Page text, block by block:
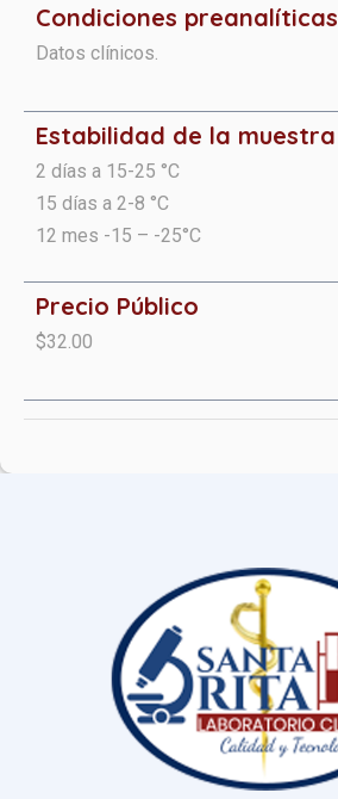
Condiciones preanalíticas​​​
Datos clínicos.
Estabilidad de la muestra
2 días a 15-25 °C
15 días a 2-8 °C
12 mes -15 – -25°C
Precio Público
$32.00